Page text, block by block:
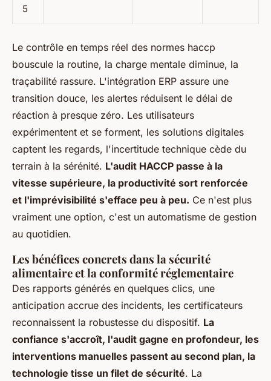
5
Le contrôle en temps réel des normes haccp
bouscule la routine, la charge mentale diminue, la
traçabilité rassure. L'intégration ERP assure une
transition douce, les alertes réduisent le délai de
réaction à presque zéro. Les utilisateurs
expérimentent et se forment, les solutions digitales
captent les regards, l'incertitude technique cède du
terrain à la sérénité. L'audit HACCP passe à la
vitesse supérieure, la productivité sort renforcée
et l'imprévisibilité s'efface peu à peu. Ce n'est plus
vraiment une option, c'est un automatisme de gestion
au quotidien.
Les bénéfices concrets dans la sécurité
alimentaire et la conformité réglementaire
Des rapports générés en quelques clics, une
anticipation accrue des incidents, les certificateurs
reconnaissent la robustesse du dispositif. La
confiance s'accroît, l'audit gagne en profondeur, les
interventions manuelles passent au second plan, la
technologie tisse un filet de sécurité. La